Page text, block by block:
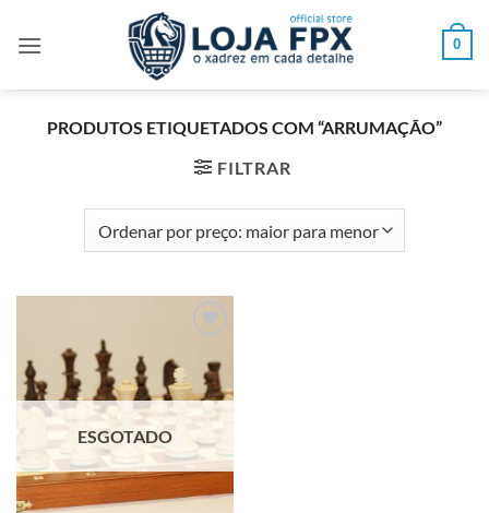
0
PRODUTOS ETIQUETADOS COM “ARRUMAÇÃO”
FILTRAR
à lista de
desejos
ESGOTADO